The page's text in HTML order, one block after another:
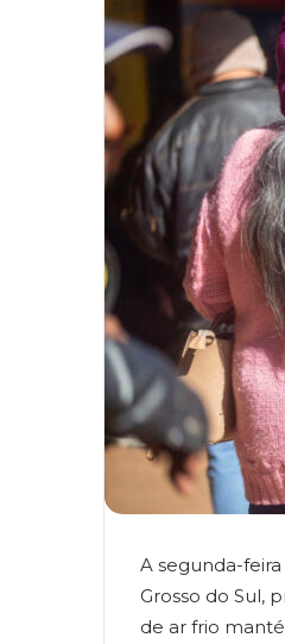
A segunda-
Grosso do Sul,
de ar frio